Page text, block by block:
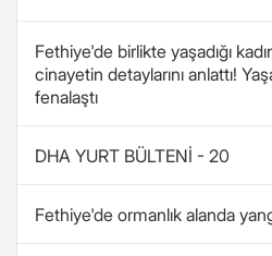
Fethiye'de birlikte yaşadığı
cinayetin detaylarını anlattı!
fenalaştı
DHA YURT BÜLTENİ - 20
Fethiye'de ormanlık alanda